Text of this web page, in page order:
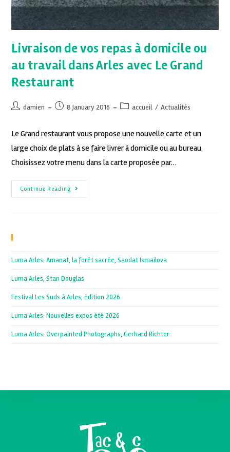
Livraison de vos repas à domicile ou
au travail dans Arles avec Le Grand
Restaurant
damien 8 January 2016 accueil / Actualités
Le Grand restaurant vous propose une nouvelle carte et un
large choix de plats à se faire livrer à domicile ou au bureau.
Choisissez votre menu dans la carte proposée par…
Continue Reading
Luma Arles: Amanat, la forêt sacrée, Saodat Ismailova
Luma Arles, Stan Douglas
Festival Les Suds à Arles, édition 2026
Luma Arles: Nouvelles expos été 2026
Luma Arles: Overpainted Photographs, Gerhard Richter